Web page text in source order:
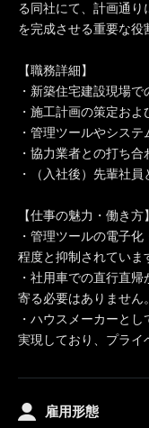
る同社にて、計画通
を完成させる重要な役
【職務詳細】
・新築住宅建設現場
・施工計画の策定お
・管理ツールやシス
・協力業者との打ち
・（入社後）先輩社
【仕事の魅力・働き方】
・管理ツールの電子
程度と抑制されていま
・社用車での直行直
寄る必要はありません。
・ハウスメーカーと
実現しており、プライ
雇用形態